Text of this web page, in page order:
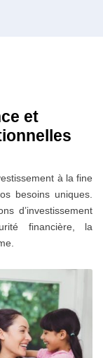
et
à la fine
besoins uniques.
d’investissement
financière, la